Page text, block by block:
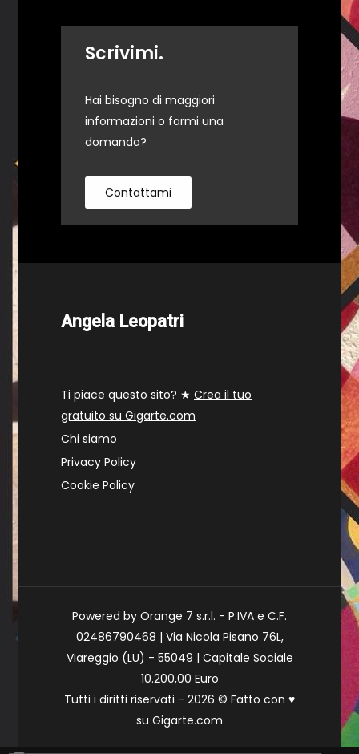
Scrivimi.
Hai bisogno di maggiori
informazioni o farmi una
domanda?
Contattami
Angela Leopatri
Ti piace questo sito? ★ Crea il tuo
gratuito su Gigarte.com
Chi siamo
Privacy Policy
Cookie Policy
Powered by Orange 7 s.r.l. - P.IVA e C.F.
02486790468 | Via Nicola Pisano 76L,
Viareggio (LU) - 55049 | Capitale Sociale
10.200,00 Euro
Tutti i diritti riservati - 2026 © Fatto con ♥
su Gigarte.com